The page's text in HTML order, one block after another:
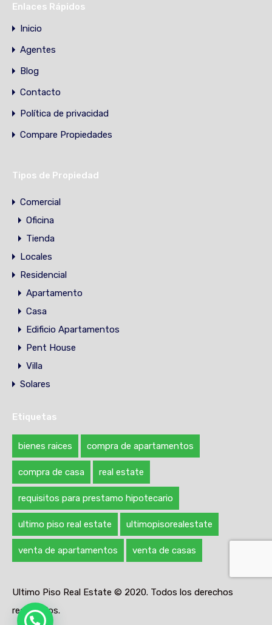
Enlaces Rápidos
Inicio
Agentes
Blog
Contacto
Política de privacidad
Compare Propiedades
Tipos de Propiedad
Comercial
Oficina
Tienda
Locales
Residencial
Apartamento
Casa
Edificio Apartamentos
Pent House
Villa
Solares
Etiquetas
bienes raices compra de apartamentos
compra de casa real estate
requisitos para prestamo hipotecario
ultimo piso real estate ultimopisorealestate
venta de apartamentos venta de casas
Ultimo Piso Real Estate © 2020. Todos los derechos
reservados.